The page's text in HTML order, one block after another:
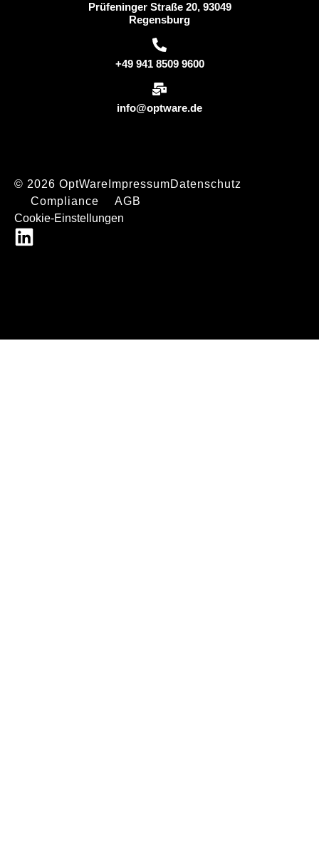
Prüfeninger Straße 20, 93049
Regensburg
+49 941 8509 9600
info@optware.de
© 2026 OptWare ImpressumDatenschutz
Compliance
AGB
Cookie-Einstellungen